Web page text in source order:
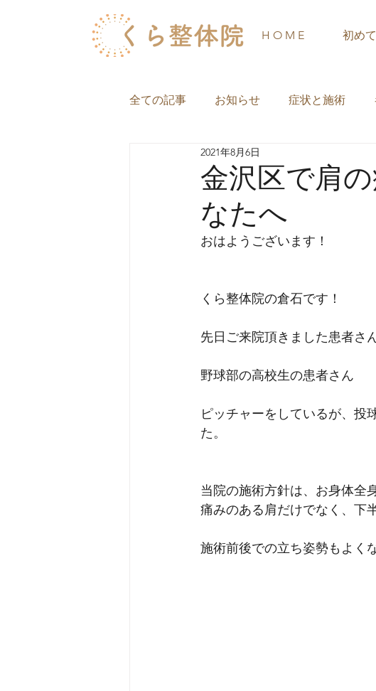
H O M E 初め
全ての記事 お知らせ 症状と施術
金沢区で肩
なたへ
2021年8月6日
おはようございます！
くら整体院の倉石です！
先日ご来院頂きました患者さ
野球部の高校生の患者さん
ピッチャーをしているが、投
た。
当院の施術方針は、お身体全
痛みのある肩だけでなく、下
施術前後での立ち姿勢もよく